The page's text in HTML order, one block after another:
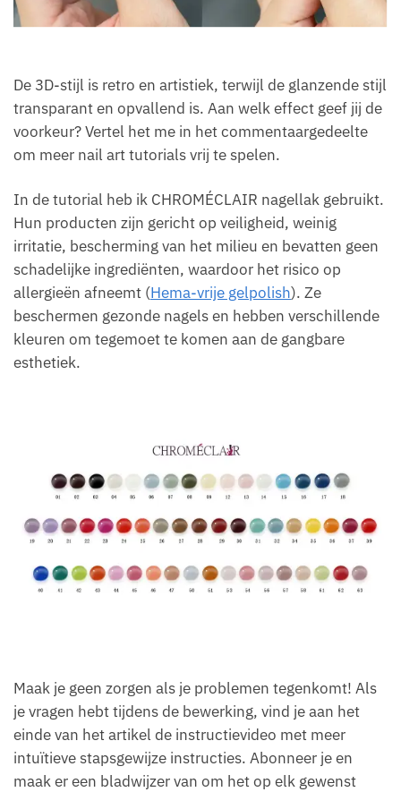
De 3D-stijl is retro en artistiek, terwijl de glanzende stijl
transparant en opvallend is. Aan welk effect geef jij de
voorkeur? Vertel het me in het commentaargedeelte
om meer nail art tutorials vrij te spelen.
In de tutorial heb ik CHROMÉCLAIR nagellak gebruikt.
Hun producten zijn gericht op veiligheid, weinig
irritatie, bescherming van het milieu en bevatten geen
schadelijke ingrediënten, waardoor het risico op
allergieën afneemt (Hema-vrije gelpolish). Ze
beschermen gezonde nagels en hebben verschillende
kleuren om tegemoet te komen aan de gangbare
esthetiek.
Maak je geen zorgen als je problemen tegenkomt! Als
je vragen hebt tijdens de bewerking, vind je aan het
einde van het artikel de instructievideo met meer
intuïtieve stapsgewijze instructies. Abonneer je en
maak er een bladwijzer van om het op elk gewenst